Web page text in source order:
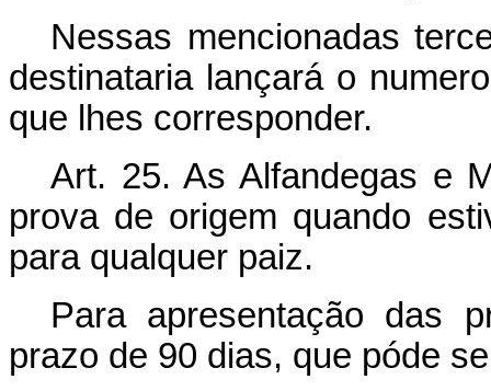
Nessas mencionadas
destinataria lançará o
que lhes corresponder.
Art. 25. As Alfandegas e
prova de origem quando
para qualquer paiz.
Para apresentação das
prazo de 90 dias, que póde